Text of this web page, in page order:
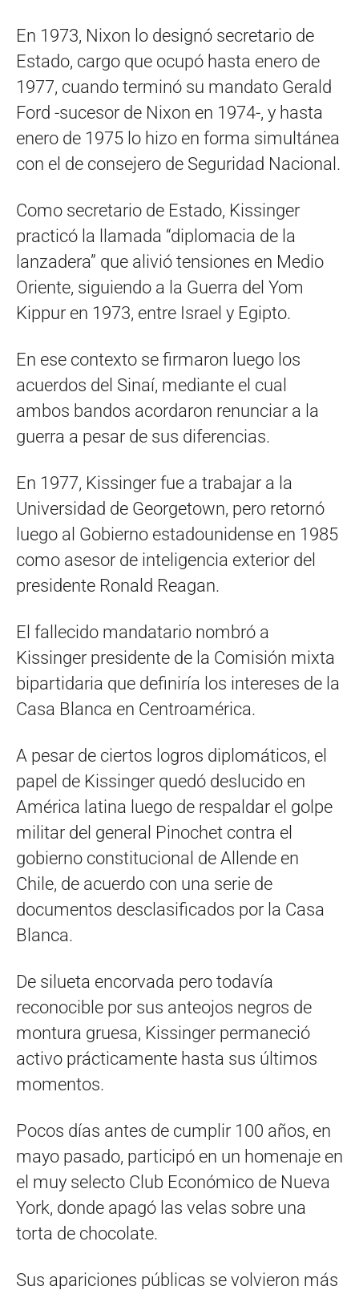
En 1973, Nixon lo designó secretario de
Estado, cargo que ocupó hasta enero de
1977, cuando terminó su mandato Gerald
Ford -sucesor de Nixon en 1974-, y hasta
enero de 1975 lo hizo en forma simultánea
con el de consejero de Seguridad Nacional.
Como secretario de Estado, Kissinger
practicó la llamada “diplomacia de la
lanzadera” que alivió tensiones en Medio
Oriente, siguiendo a la Guerra del Yom
Kippur en 1973, entre Israel y Egipto.
En ese contexto se firmaron luego los
acuerdos del Sinaí, mediante el cual
ambos bandos acordaron renunciar a la
guerra a pesar de sus diferencias.
En 1977, Kissinger fue a trabajar a la
Universidad de Georgetown, pero retornó
luego al Gobierno estadounidense en 1985
como asesor de inteligencia exterior del
presidente Ronald Reagan.
El fallecido mandatario nombró a
Kissinger presidente de la Comisión mixta
bipartidaria que definiría los intereses de la
Casa Blanca en Centroamérica.
A pesar de ciertos logros diplomáticos, el
papel de Kissinger quedó deslucido en
América latina luego de respaldar el golpe
militar del general Pinochet contra el
gobierno constitucional de Allende en
Chile, de acuerdo con una serie de
documentos desclasificados por la Casa
Blanca.
De silueta encorvada pero todavía
reconocible por sus anteojos negros de
montura gruesa, Kissinger permaneció
activo prácticamente hasta sus últimos
momentos.
Pocos días antes de cumplir 100 años, en
mayo pasado, participó en un homenaje en
el muy selecto Club Económico de Nueva
York, donde apagó las velas sobre una
torta de chocolate.
Sus apariciones públicas se volvieron más